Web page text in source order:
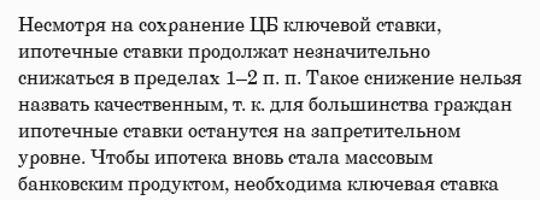
Несмотря на сохранение ЦБ ключевой ставки,
ипотечные ставки продолжат незначительно
снижаться в пределах 1–2 п. п. Такое снижение нельзя
назвать качественным, т. к. для большинства граждан
ипотечные ставки останутся на запретительном
уровне. Чтобы ипотека вновь стала массовым
банковским продуктом, необходима ключевая ставка